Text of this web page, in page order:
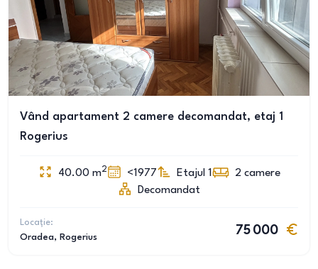
Vând apartament 2 camere decomandat, etaj 1
Rogerius
40.00 m2 <1977 Etajul 1 2 camere
Decomandat
Locație:
Oradea, Rogerius
75 000